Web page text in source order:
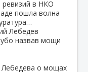
пошла волна
Лебедев
назвав мощи
Лебедева о мощах